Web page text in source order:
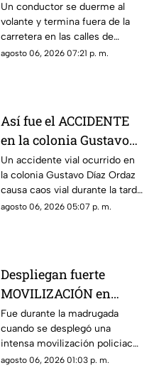
termina entre la
maleza en Ciudad
Caucel
Un conductor se duerme al
volante y termina fuera de la
carretera en las calles de
Ciudad Caucel, por lo que se
agosto 06, 2026 07:21 p. m.
Así fue el ACCIDENTE
en la colonia Gustavo
Díaz Ordaz que causó
CAOS VIAL este jueves
Un accidente vial ocurrido en
la colonia Gustavo Díaz Ordaz
causa caos vial durante la tarde
de este jueves 6 de agosto,
agosto 06, 2026 05:07 p. m.
Despliegan fuerte
MOVILIZACIÓN en
Progreso tras
PELIGROSO
HALLAZGO; esto
encontraron
Fue durante la madrugada
cuando se desplegó una
intensa movilización policiaca
en Progreso, luego de
agosto 06, 2026 01:03 p. m.